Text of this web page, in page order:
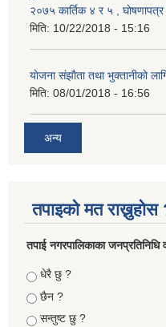
२०७५ कार्तिक ४ र ५ , घाेषणापत्र
मिति: 10/22/2018 - 15:16
याेजना संझाैता तथा भुक्तानीकाे
मिति: 08/01/2018 - 16:56
अन्य
तपाइको मत राख्नुहोस
तपा‌ई नगरपालिकाका जनप्रतिनिधि
Choices
धेरै छु ?
छैन ?
सन्तुष्ट छु ?